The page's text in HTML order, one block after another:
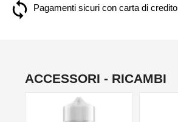
Pagamenti sicuri con carta di credito
ACCESSORI - RICAMBI